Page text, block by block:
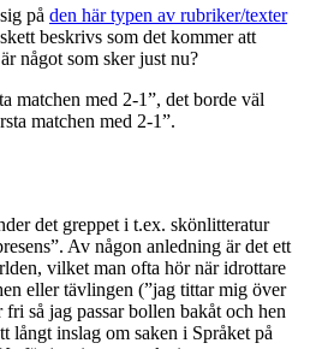
på den här typen av rubriker/texter
beskrivs som det kommer att
något som sker just nu?
matchen med 2-1”, det borde väl
matchen med 2-1”.
det greppet i t.ex. skönlitteratur
Av någon anledning är det ett
vilket man ofta hör när idrottare
eller tävlingen (”jag tittar mig över
så jag passar bollen bakåt och hen
långt inslag om saken i Språket på